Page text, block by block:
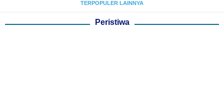
TERPOPULER LAINNYA
Peristiwa